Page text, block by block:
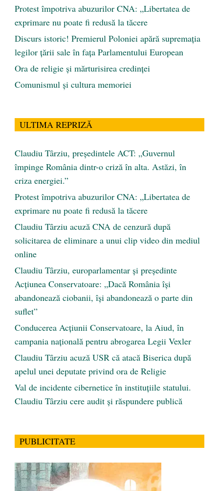
Protest împotriva abuzurilor CNA: „Libertatea de
exprimare nu poate fi redusă la tăcere
Discurs istoric! Premierul Poloniei apără supremația
legilor țării sale în fața Parlamentului European
Ora de religie şi mărturisirea credinţei
Comunismul şi cultura memoriei
ULTIMA REPRIZĂ
Claudiu Târziu, președintele ACT: „Guvernul
împinge România dintr-o criză în alta. Astăzi, în
criza energiei.”
Protest împotriva abuzurilor CNA: „Libertatea de
exprimare nu poate fi redusă la tăcere
Claudiu Târziu acuză CNA de cenzură după
solicitarea de eliminare a unui clip video din mediul
online
Claudiu Târziu, europarlamentar și președinte
Acțiunea Conservatoare: „Dacă România își
abandonează ciobanii, își abandonează o parte din
suflet”
Conducerea Acțiunii Conservatoare, la Aiud, în
campania națională pentru abrogarea Legii Vexler
Claudiu Târziu acuză USR că atacă Biserica după
apelul unei deputate privind ora de Religie
Val de incidente cibernetice în instituțiile statului.
Claudiu Târziu cere audit și răspundere publică
PUBLICITATE